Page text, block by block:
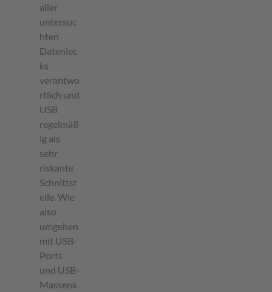
aller
untersuc
hten
Datenlec
ks
verantwo
rtlich und
USB
regelmäß
ig als
sehr
riskante
Schnittst
elle. Wie
also
umgehen
mit USB-
Ports
und USB-
Massens